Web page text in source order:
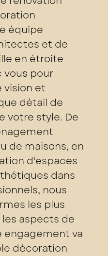
équipe
et de
en étroite
vous pour
et
détail de
votre style. De
de maisons, en
d'espaces
dans
nous
les plus
aspects de
engagement va
décoration